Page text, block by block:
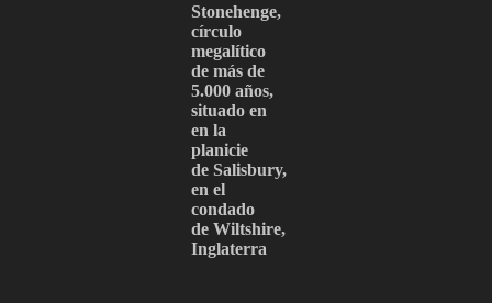
Stonehenge,
círculo
megalítico
de más de
5.000 años,
situado en
en la
planicie
de Salisbury,
en el
condado
de Wiltshire,
Inglaterra